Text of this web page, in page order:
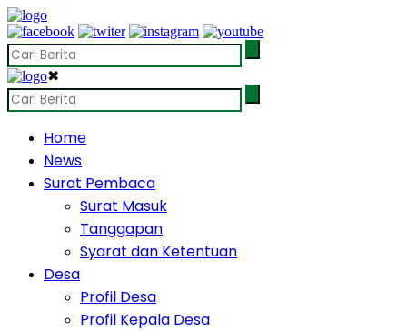
✖
Home
News
Surat Pembaca
Surat Masuk
Tanggapan
Syarat dan Ketentuan
Desa
Profil Desa
Profil Kepala Desa